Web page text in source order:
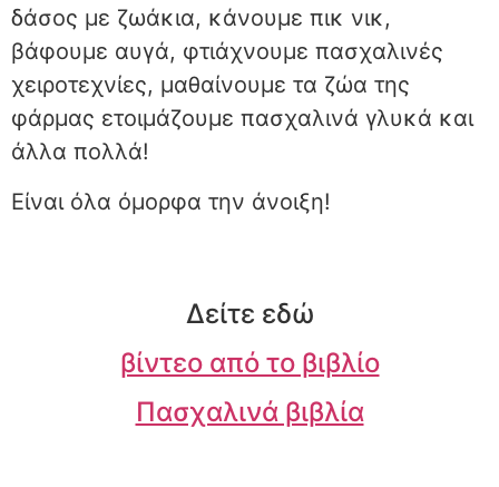
δάσος με ζωάκια, κάνουμε πικ νικ,
βάφουμε αυγά, φτιάχνουμε πασχαλινές
χειροτεχνίες, μαθαίνουμε τα ζώα της
φάρμας ετοιμάζουμε πασχαλινά γλυκά και
άλλα πολλά!
Είναι όλα όμορφα την άνοιξη!
Δείτε εδώ
βίντεο από το βιβλίο
Πασχαλινά βιβλία